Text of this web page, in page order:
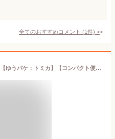
全てのおすすめコメント (1件) >
シリコン立体ケーキ型 4個用 / 【ゆうパケ：トミカ】【コンパクト便】/ キャラクター ケーキ ケーキ型 立体 ミニ マドレーヌ 型抜き シリコン型 シリコン シリコン製 製菓 お菓子 手作り お菓子作り 電子レンジ オーブン 食洗機 冷蔵 冷凍 耐熱 耐冷